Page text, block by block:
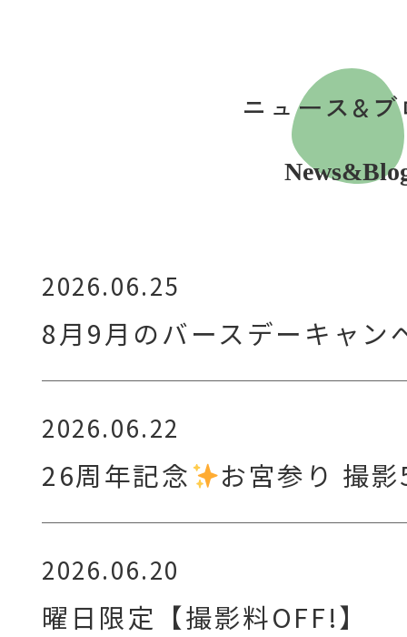
ニュース&
2026.06.25
8月9月のバースデーキャン
2026.06.22
26周年記念 お宮参り 撮
2026.06.20
曜日限定【撮影料OFF!】